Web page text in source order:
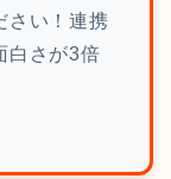
さい！連携
白さが3倍